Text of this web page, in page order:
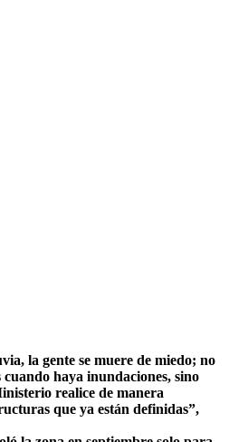
la gente se muere de miedo; no
cuando haya inundaciones, sino
realice de manera
que ya están definidas”,